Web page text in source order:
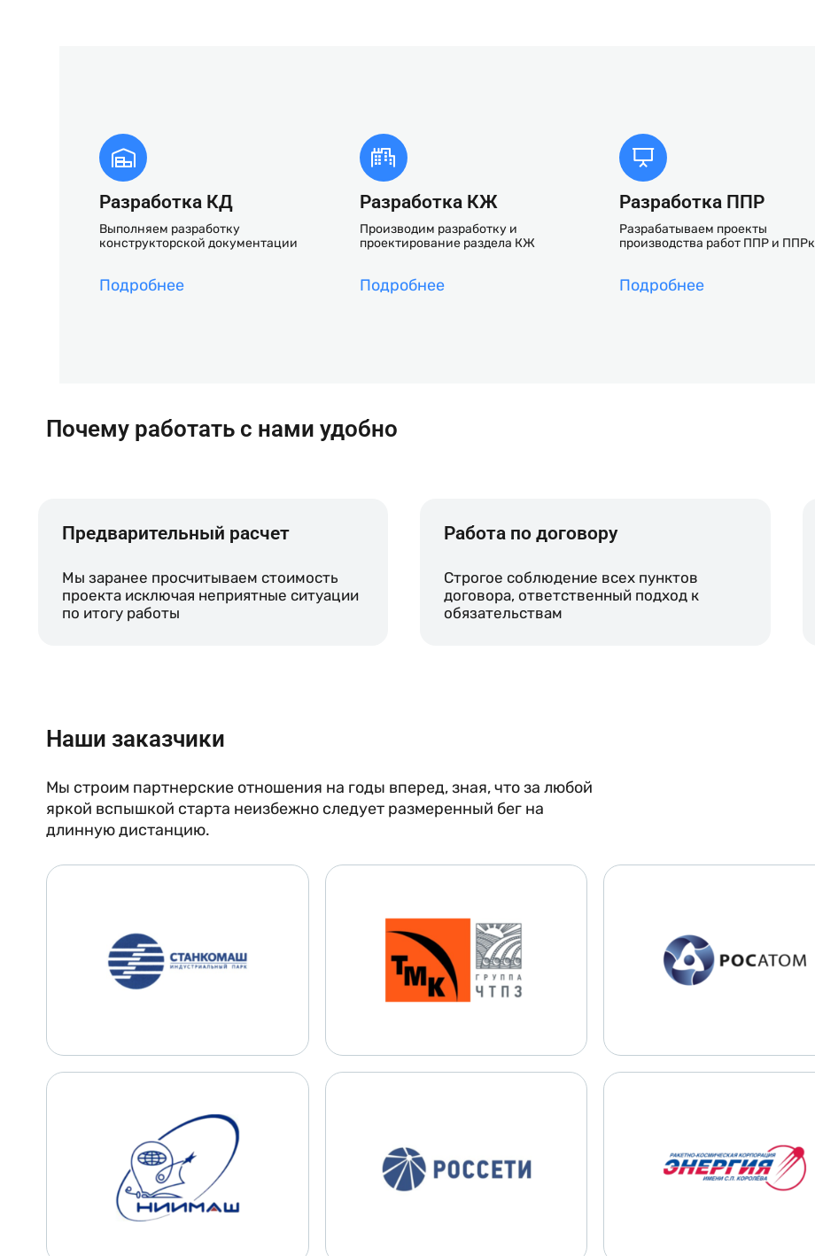
Разработка КД
Выполняем разработку
конструкторской документации
Подробнее
Разработка КЖ
Производим разработку и
проектирование раздела КЖ
Подробнее
Разработка ППР
Разрабатываем проекты
производства работ ППР и ППРк
Подробнее
Почему работать с нами удобно
Предварительный расчет
Мы заранее просчитываем стоимость
проекта исключая неприятные ситуации
по итогу работы
Работа по договору
Строгое соблюдение всех пунктов
договора, ответственный подход к
обязательствам
Наши заказчики
Мы строим партнерские отношения на годы вперед, зная, что за любой
яркой вспышкой старта неизбежно следует размеренный бег на
длинную дистанцию.